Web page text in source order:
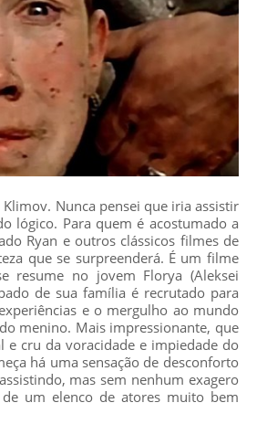
Klimov. Nunca pensei que iria assistir
lógico. Para quem é acostumado a
Ryan e outros clássicos filmes de
que se surpreenderá. É um filme
resume no jovem Florya (Aleksei
de sua família é recrutado para
e o mergulho ao mundo
menino. Mais impressionante, que
cru da voracidade e impiedade do
há uma sensação de desconforto
mas sem nenhum exagero
um elenco de atores muito bem